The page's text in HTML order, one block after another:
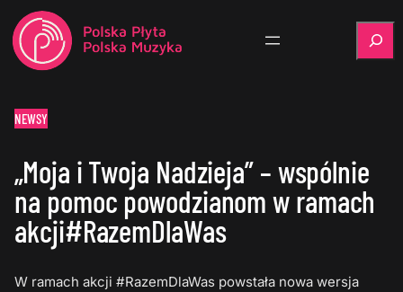
NEWSY
„Moja i Twoja Nadzieja” – wspólnie
na pomoc powodzianom w ramach
akcji#RazemDlaWas
W ramach akcji #RazemDlaWas powstała nowa wersja